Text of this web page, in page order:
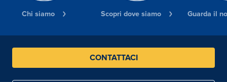
Chi siamo Scopri dove siamo Guarda il
CONTATTACI